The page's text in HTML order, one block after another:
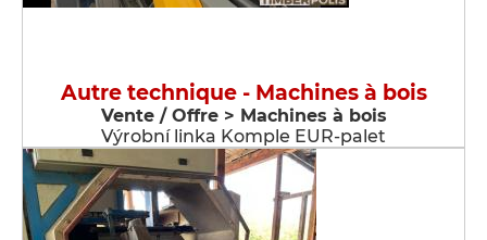
Autre technique - Machines à bois
Vente / Offre > Machines à bois
Výrobní linka Komple EUR-palet